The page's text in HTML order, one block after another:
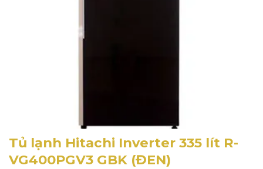
Tủ lạnh Hitachi Inverter 335 lít R-
VG400PGV3 GBK (ĐEN)